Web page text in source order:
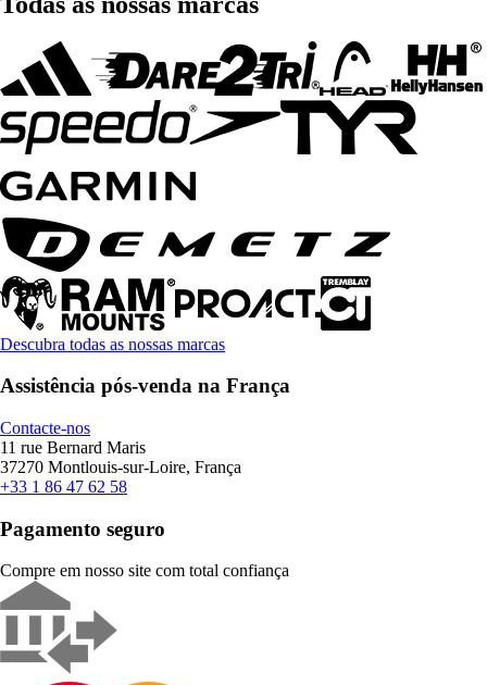
Descubra todas as nossas marcas
Assistência pós-venda na França
Contacte-nos
11 rue Bernard Maris
37270 Montlouis-sur-Loire, França
+33 1 86 47 62 58
Pagamento seguro
Compre em nosso site com total confiança